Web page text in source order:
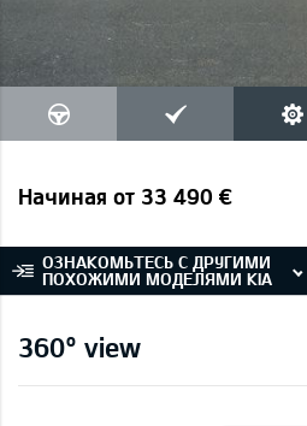
Начиная от 33 490 €
ОЗНАКОМЬТЕСЬ С ДРУГИМИ
ПОХОЖИМИ МОДЕЛЯМИ KIA
360° view